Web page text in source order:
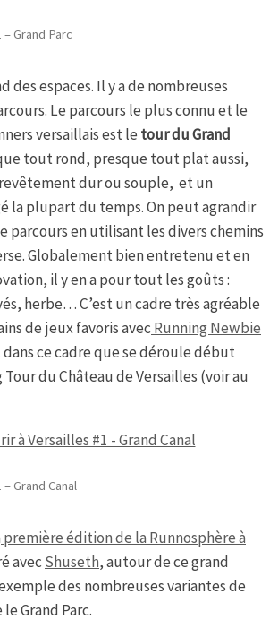
Grand Parc
des espaces. Il y a de nombreuses
Le parcours le plus connu et le
versaillais est letour du Grand
tout rond, presque tout plat aussi,
dur ou souple, et un
la plupart du temps. On peut agrandir
parcours en utilisant les divers chemins
Globalement bien entretenu et en
il y en a pour tout les goûts :
herbe… C’est un cadre très agréable
de jeux favoris avecRunning Newbie
dans ce cadre que se déroule début
du Château de Versailles (voir au
Grand Canal
première édition de la Runnosphère à
avecShuseth, autour de ce grand
des nombreuses variantes de
Grand Parc.